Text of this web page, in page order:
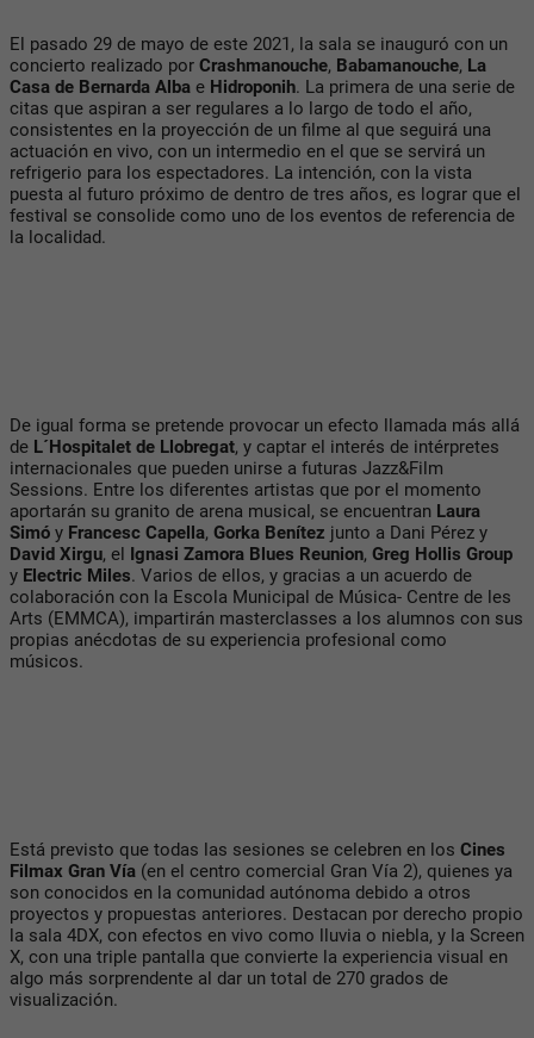
El pasado 29 de mayo de este 2021, la sala se inauguró con un
concierto realizado por Crashmanouche, Babamanouche, La
Casa de Bernarda Alba e Hidroponih. La primera de una serie de
citas que aspiran a ser regulares a lo largo de todo el año,
consistentes en la proyección de un filme al que seguirá una
actuación en vivo, con un intermedio en el que se servirá un
refrigerio para los espectadores. La intención, con la vista
puesta al futuro próximo de dentro de tres años, es lograr que el
festival se consolide como uno de los eventos de referencia de
la localidad.
De igual forma se pretende provocar un efecto llamada más allá
de L´Hospitalet de Llobregat, y captar el interés de intérpretes
internacionales que pueden unirse a futuras Jazz&Film
Sessions. Entre los diferentes artistas que por el momento
aportarán su granito de arena musical, se encuentran Laura
Simó y Francesc Capella, Gorka Benítez junto a Dani Pérez y
David Xirgu, el Ignasi Zamora Blues Reunion, Greg Hollis Group
y Electric Miles. Varios de ellos, y gracias a un acuerdo de
colaboración con la Escola Municipal de Música- Centre de les
Arts (EMMCA), impartirán masterclasses a los alumnos con sus
propias anécdotas de su experiencia profesional como
músicos.
Está previsto que todas las sesiones se celebren en los Cines
Filmax Gran Vía (en el centro comercial Gran Vía 2), quienes ya
son conocidos en la comunidad autónoma debido a otros
proyectos y propuestas anteriores. Destacan por derecho propio
la sala 4DX, con efectos en vivo como lluvia o niebla, y la Screen
X, con una triple pantalla que convierte la experiencia visual en
algo más sorprendente al dar un total de 270 grados de
visualización.